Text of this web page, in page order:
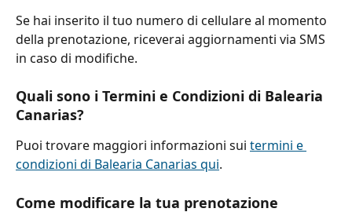
Se hai inserito il tuo numero di cellulare al momento
della prenotazione, riceverai aggiornamenti via SMS
in caso di modifiche.
Quali sono i Termini e Condizioni di Balearia
Canarias?
Puoi trovare maggiori informazioni sui termini e
condizioni di Balearia Canarias qui.
Come modificare la tua prenotazione